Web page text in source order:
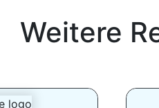
Weitere